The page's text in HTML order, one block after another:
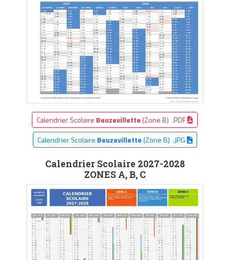
Calendrier Scolaire Beuzevillette (Zone B) .PDF
Calendrier Scolaire Beuzevillette(Zone B) .JPG
Calendrier Scolaire 2027-2028
ZONES A, B, C